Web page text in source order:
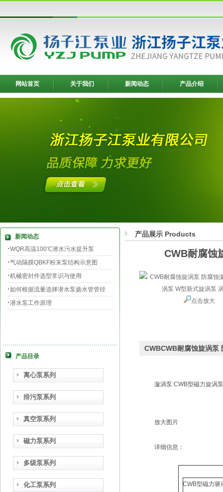
网站首页 关于我们 新闻动态 产品介绍
新闻动态
WQR高温100℃潜水污水提升泵
气动隔膜QBKF粉末泵结构示意图
机械密封件选型常识与使用
如何根据流量选择潜水泵扬水管管径
潜水泵工作原理
产品目录
离心泵系列
排污泵系列
真空泵系列
磁力泵系列
多级泵系列
化工泵系列
产品展示 Products
CWB耐腐蚀
点击放大
CWBCWB耐腐蚀旋涡泵
漩涡泵:CWB型磁力旋涡泵
放大图片
详细信息：
CWB型磁力驱